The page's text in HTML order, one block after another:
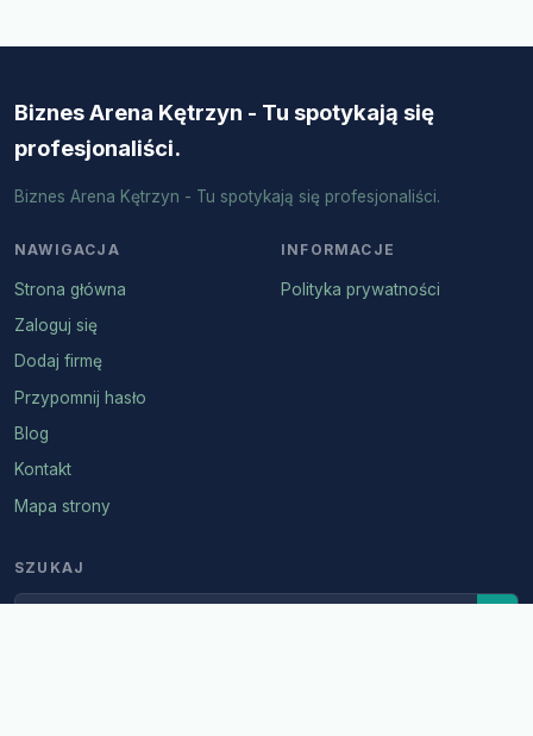
Biznes Arena Kętrzyn - Tu spotykają się
profesjonaliści.
Biznes Arena Kętrzyn - Tu spotykają się profesjonaliści.
NAWIGACJA
Strona główna
Zaloguj się
Dodaj firmę
Przypomnij hasło
Blog
Kontakt
Mapa strony
INFORMACJE
Polityka prywatności
SZUKAJ